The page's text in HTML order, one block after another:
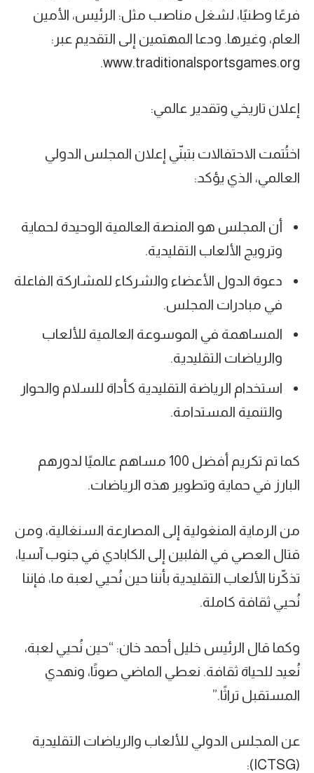
فرعًا وطنيًا، لشغل مناصب مثل: الرئيس، الأمين
العام، وغيرها. ودعا المهتمين إلى التقديم عبر:
www.traditionalsportsgames.org.
إعلان تاريخي وتقدير عالمي:
اختُتمت الاحتفالات بتبنّي إعلان المجلس الدولي
العالمي، الذي يؤكد:
أن المجلس هو المنصة العالمية الوحيدة لحماية
وترويج الألعاب التقليدية.
دعوة الدول الأعضاء والشركاء للمشاركة الفاعلة
في مبادرات المجلس.
المساهمة في الموسوعة العالمية للألعاب
والرياضات التقليدية.
استخدام الرياضة التقليدية كأداة للسلام والحوار
والتنمية المستدامة.
كما تم تكريم أفضل 100 مساهم عالميًا لدورهم
البارز في حماية وتطوير هذه الرياضات.
من الرماية المنغولية إلى المصارعة السنغالية، ومن
قتال العصي في الفلبين إلى الكابادي في جنوب آسيا،
تذكّرنا الألعاب التقليدية بأننا حين نُحيي لعبة ما، فإننا
نُحيي ثقافة كاملة.
وكما قال الرئيس خليل أحمد خان: “حين نُحيي لعبة،
نُعيد للحياة ثقافة. نعطي الماضي صوتًا، ونهدي
المستقبل تراثًا.”
عن المجلس الدولي للألعاب والرياضات التقليدية
(ICTSG):